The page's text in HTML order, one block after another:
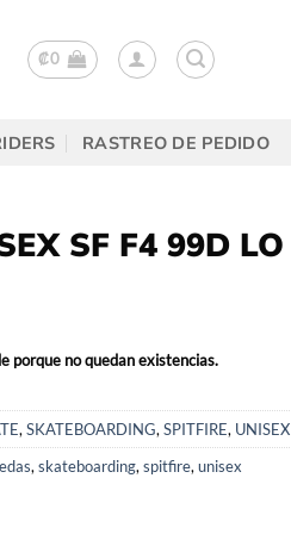
₡0
RASTREO DE PEDIDO
SF F4 99D LO
porque no quedan existencias.
, SKATEBOARDING, SPITFIRE, UNISEX
, skateboarding, spitfire, unisex